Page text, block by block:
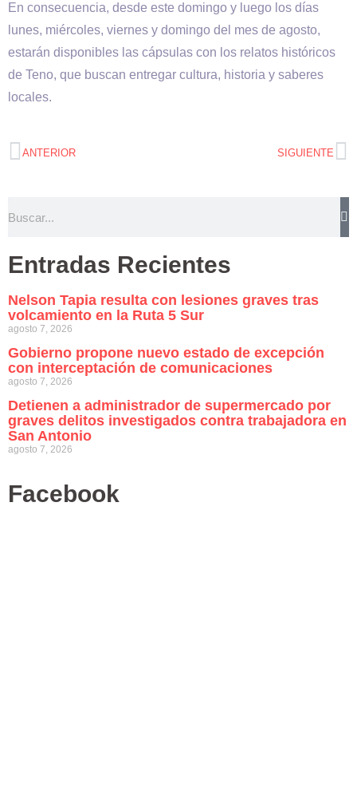
En consecuencia, desde este domingo y luego los días
lunes, miércoles, viernes y domingo del mes de agosto,
estarán disponibles las cápsulas con los relatos históricos
de Teno, que buscan entregar cultura, historia y saberes
locales.
ANTERIOR SIGUIENTE
Entradas Recientes
Nelson Tapia resulta con lesiones graves tras
volcamiento en la Ruta 5 Sur
agosto 7, 2026
Gobierno propone nuevo estado de excepción
con interceptación de comunicaciones
agosto 7, 2026
Detienen a administrador de supermercado por
graves delitos investigados contra trabajadora en
San Antonio
agosto 7, 2026
Facebook